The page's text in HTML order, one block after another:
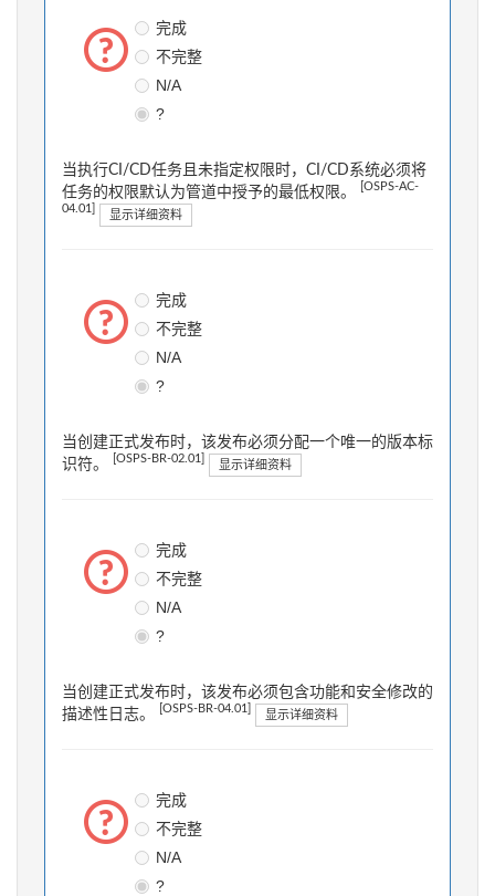
完成
不完整
N/A
?
当执行CI/CD任务且未指定权限时，CI/CD系统必须将
任务的权限默认为管道中授予的最低权限。
[OSPS-AC-
04.01] 显示详细资料
完成
不完整
N/A
?
当创建正式发布时，该发布必须分配一个唯一的版本标
识符。
[OSPS-BR-02.01] 显示详细资料
完成
不完整
N/A
?
当创建正式发布时，该发布必须包含功能和安全修改的
描述性日志。
[OSPS-BR-04.01] 显示详细资料
完成
不完整
N/A
?